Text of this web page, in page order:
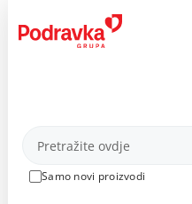
content
Proizvodi
Samo novi proizvodi